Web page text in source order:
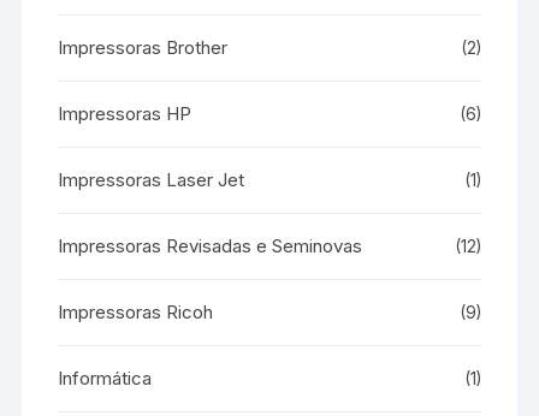
Impressoras Brother (2)
Impressoras HP (6)
Impressoras Laser Jet (1)
Impressoras Revisadas e Seminovas (12)
Impressoras Ricoh (9)
Informática (1)